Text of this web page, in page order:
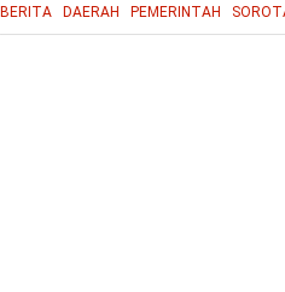
BERITA DAERAH PEMERINTAH